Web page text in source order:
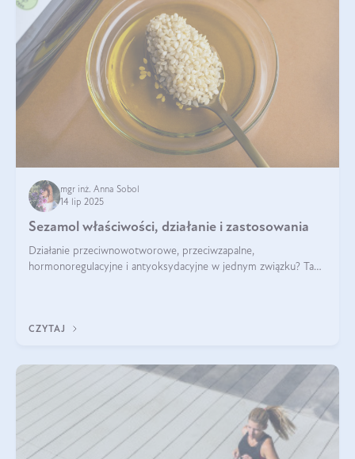
mgr inż. Anna Sobol
14 lip 2025
Sezamol właściwości, działanie i zastosowania
Działanie przeciwnowotworowe, przeciwzapalne,
hormonoregulacyjne i antyoksydacyjne w jednym związku? Tak
CZYTAJ